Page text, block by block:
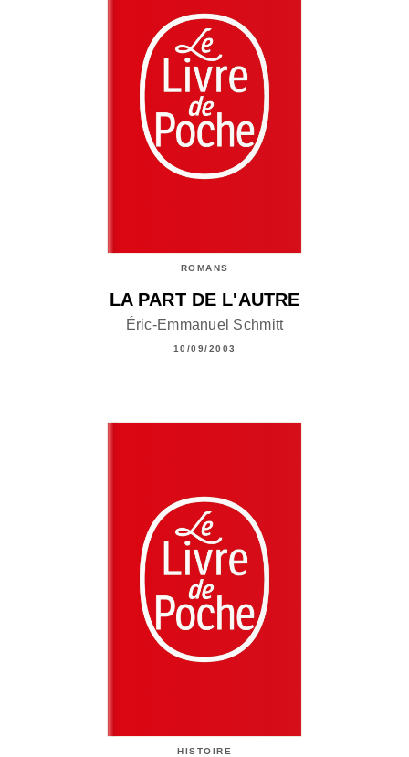
ROMANS
LA PART DE L'AUTRE
Éric-Emmanuel Schmitt
10/09/2003
HISTOIRE